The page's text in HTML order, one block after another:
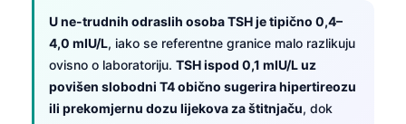
U ne-trudnih odraslih osoba TSH je tipično 0,4–
4,0 mIU/L, iako se referentne granice malo razlikuju
ovisno o laboratoriju. TSH ispod 0,1 mIU/L uz
povišen slobodni T4 obično sugerira hipertireozu
ili prekomjernu dozu lijekova za štitnjaču, dok